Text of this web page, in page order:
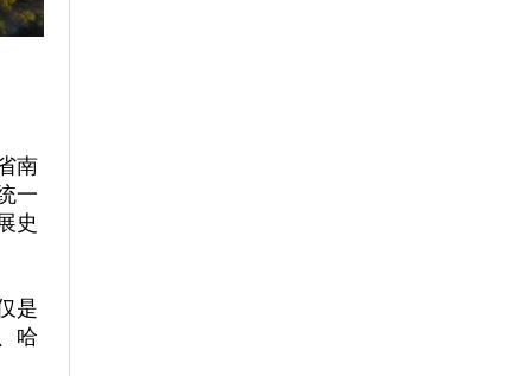
南
一
史
是
哈